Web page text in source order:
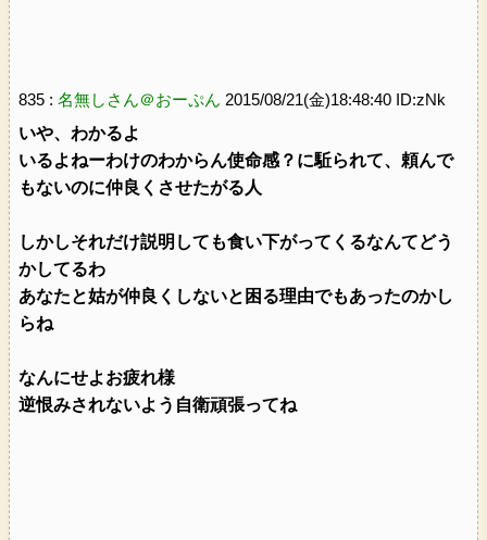
835 : 名無しさん＠おーぷん 2015/08/21(金)18:48:40 ID:zNk
いや、わかるよ
いるよねーわけのわからん使命感？に駈られて、頼んで
もないのに仲良くさせたがる人
しかしそれだけ説明しても食い下がってくるなんてどう
かしてるわ
あなたと姑が仲良くしないと困る理由でもあったのかし
らね
なんにせよお疲れ様
逆恨みされないよう自衛頑張ってね